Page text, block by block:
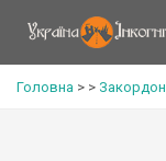
Головна > > Закордон